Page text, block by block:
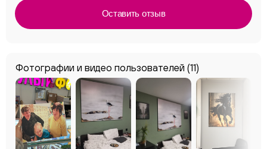
Фотографии и видео пользователей (11)
Оставить отзыв